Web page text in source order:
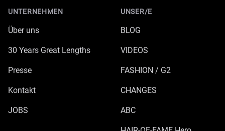
UNTERNEHMEN
Über uns
30 Years Great Lengths
Presse
Kontakt
JOBS
UNSER/E
BLOG
VIDEOS
FASHION / G2
CHANGES
ABC